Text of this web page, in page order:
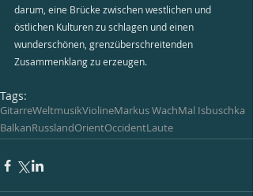
darum, eine Brücke zwischen westlichen und
östlichen Kulturen zu schlagen und einen
wunderschönen, grenzüberschreitenden
Zusammenklang zu erzeugen.
Tags:
GitarreWeltmusikViolineMarkus WachMal Isbuschka
BalkanRusslandOrientOccidentLaute